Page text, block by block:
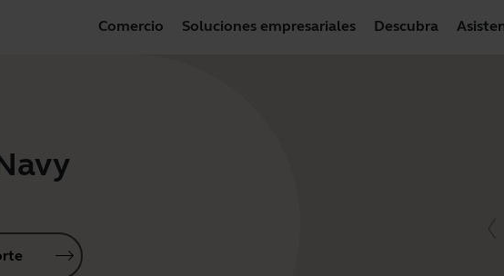
Comercio Soluciones empresariales Descubra